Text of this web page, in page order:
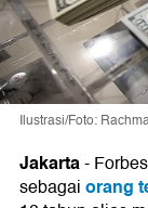
Ilustrasi/Foto:
Jakarta-
sebagaiorang